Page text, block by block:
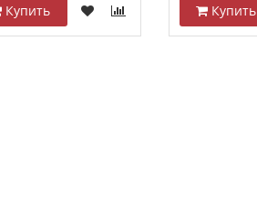
Купить Купить